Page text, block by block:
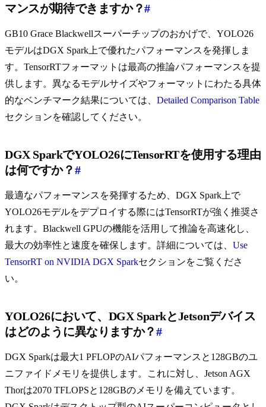
マンスが期待できますか？#
GB10 Grace Blackwellスーパーチップのおかげで、YOLO26
モデルはDGX Spark上で優れたパフォーマンスを発揮しま
す。TensorRTフォーマットは最高の推論パフォーマンスを提
供します。異なるモデルサイズやフォーマットにわたる具体
的なベンチマーク結果については、 Detailed Comparison Table
セクションを確認してください。
DGX SparkでYOLO26にTensorRTを使用する理由
は何ですか？#
最適なパフォーマンスを発揮するため、DGX Spark上で
YOLO26モデルをデプロイする際にはTensorRTが強く推奨さ
れます。Blackwell GPUの機能を活用して推論を高速化し、
最大の効率性と速度を確保します。詳細については、 Use
TensorRT on NVIDIA DGX Sparkセクションをご覧くださ
い。
YOLO26において、DGX SparkとJetsonデバイス
はどのように異なりますか？#
DGX Sparkは最大1 PFLOPのAIパフォーマンスと128GBのユ
ニファイドメモリを提供します。これに対し、Jetson AGX
Thorは2070 TFLOPSと128GBのメモリを備えています。